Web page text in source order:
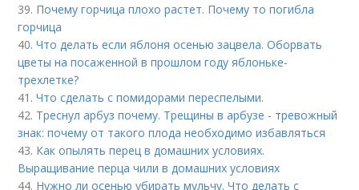
39. Почему горчица плохо растет. Почему то погибла
горчица
40.Что делать если яблоня осенью зацвела. Оборвать
цветы на посаженной в прошлом году яблоньке-
трехлетке?
41.Что сделать с помидорами переспелыми.
42. Треснул арбуз почему. Трещины в арбузе - тревожный
знак: почему от такого плода необходимо избавляться
43. Как опылять перец в домашних условиях.
Выращивание перца чили в домашних условиях
44. Нужно ли осенью убирать мульчу. Что делать с